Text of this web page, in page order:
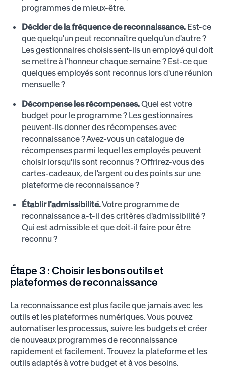
programmes de mieux-être.
Décider de la fréquence de reconnaissance. Est-ce
que quelqu'un peut reconnaître quelqu'un d'autre ?
Les gestionnaires choisissent-ils un employé qui doit
se mettre à l'honneur chaque semaine ? Est-ce que
quelques employés sont reconnus lors d'une réunion
mensuelle ?
Décompense les récompenses.Quel est votre
budget pour le programme ? Les gestionnaires
peuvent-ils donner des récompenses avec
reconnaissance ? Avez-vous un catalogue de
récompenses parmi lequel les employés peuvent
choisir lorsqu'ils sont reconnus ? Offrirez-vous des
cartes-cadeaux, de l'argent ou des points sur une
plateforme de reconnaissance ?
Établir l'admissibilité.Votre programme de
reconnaissance a-t-il des critères d'admissibilité ?
Qui est admissible et que doit-il faire pour être
reconnu ?
Étape 3 : Choisir les bons outils et
plateformes de reconnaissance
La reconnaissance est plus facile que jamais avec les
outils et les plateformes numériques. Vous pouvez
automatiser les processus, suivre les budgets et créer
de nouveaux programmes de reconnaissance
rapidement et facilement. Trouvez la plateforme et les
outils adaptés à votre budget et à vos besoins.